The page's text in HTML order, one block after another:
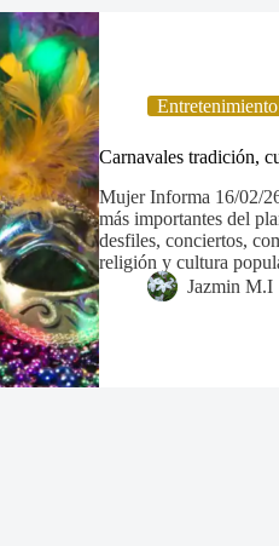
Entretenimiento
Carnavales tradición,
Mujer Informa 16/02/
más importantes del
desfiles, conciertos,
religión y cultura
Jazmin M.I